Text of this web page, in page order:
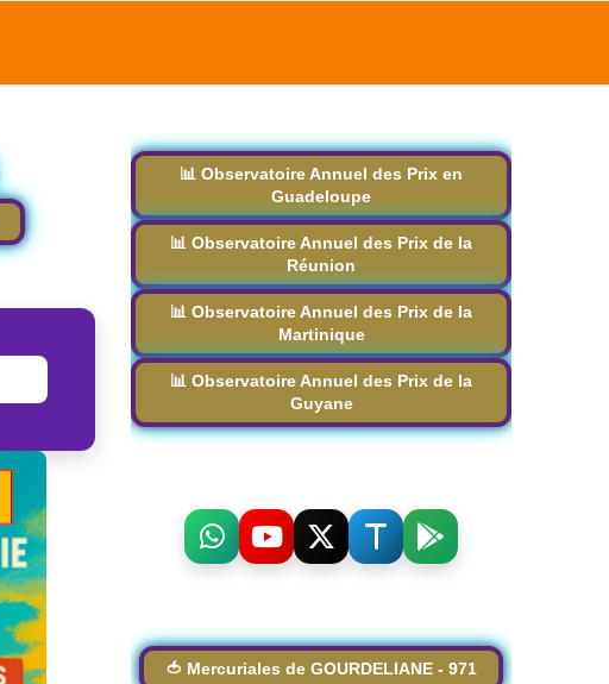
📊 Observatoire Annuel des Prix en
Guadeloupe
📊 Observatoire Annuel des Prix de la
Réunion
📊 Observatoire Annuel des Prix de la
Martinique
📊 Observatoire Annuel des Prix de la
Guyane
🍅 Mercuriales de GOURDELIANE - 971